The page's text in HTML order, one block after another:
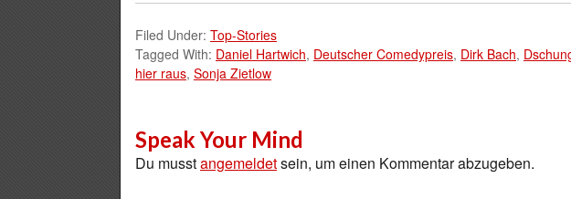
Filed Under: Top-Stories
Tagged With: Daniel Hartwich, Deutscher Comedypreis, Dirk Bach,
hier raus, Sonja Zietlow
Speak Your Mind
Du musstangemeldetsein, um einen Kommentar abzugeben.